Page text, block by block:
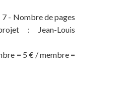
- Nombre de pages
: Jean-Louis
= 5 € / membre =